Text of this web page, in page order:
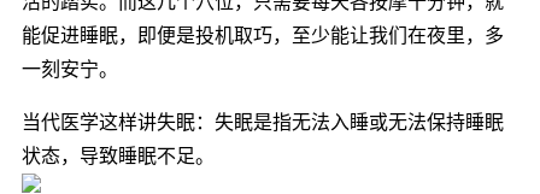
能促进睡眠，即便是投机取巧，至少能让我们在夜里，多
一刻安宁。
当代医学这样讲失眠：失眠是指无法入睡或无法保持睡眠
状态，导致睡眠不足。